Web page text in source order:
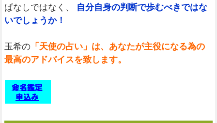
ぱなしではなく、
自分自身の判断で歩むべきではな
いでしょうか！
玉希の「天使の占い」は、あなたが主役になる為の
最高のアドバイスを致します。